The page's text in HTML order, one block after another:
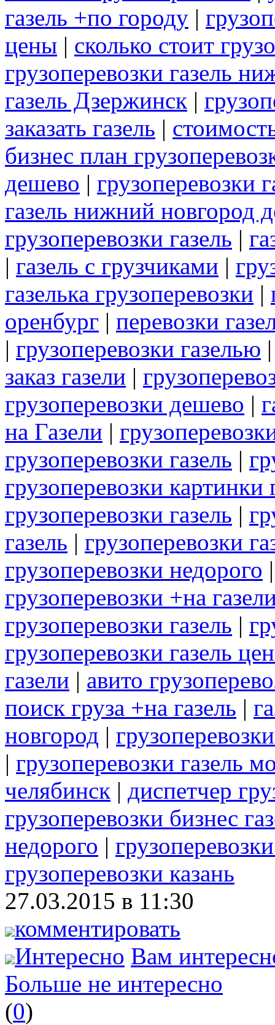
газель +по городу |
цены | сколько стоит
грузоперевозки газель
газель Дзержинск |
заказать газель |
бизнес план
дешево | грузоперевозки
газель нижний новгород
грузоперевозки газель |
| газель с грузчиками |
газелька грузоперевозки |
оренбург | перевозки
| грузоперевозки газелью
заказ газели |
грузоперевозки дешево |
на Газели |
грузоперевозки газель |
грузоперевозки картинки
грузоперевозки газель |
газель | грузоперевозки
грузоперевозки недорого
грузоперевозки +на
грузоперевозки газель |
грузоперевозки газель
газели | авито
поиск груза +на газель |
новгород |
| грузоперевозки газель
челябинск | диспетчер
грузоперевозки бизнес
недорого |
грузоперевозки казань
27.03.2015 в 11:30
комментировать
Интересно Вам
Больше не интересно
(0)